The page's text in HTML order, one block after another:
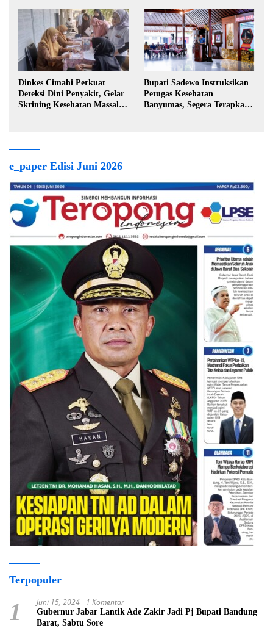
Dinkes Cimahi Perkuat
Deteksi Dini Penyakit, Gelar
Skrining Kesehatan Massal di
Bupati Sadewo Instruksikan
Petugas Kesehatan
Banyumas, Segera Terapkan
e_paper Edisi Juni 2026
Terpopuler
1 Juni 15, 2024 1 Komentar
Gubernur Jabar Lantik Ade Zakir Jadi Pj Bupati Bandung
Barat, Sabtu Sore